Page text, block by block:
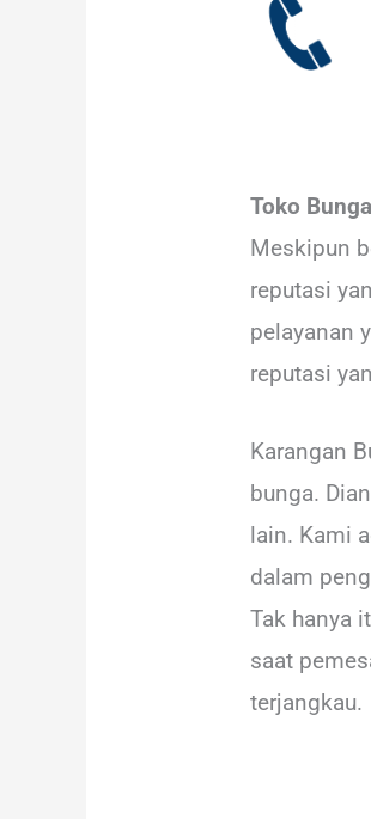
Toko
Meskipun
reputasi
pelayanan
reputasi
Karangan
bunga.
lain. Kami
dalam
Tak hanya
saat
terjangkau.